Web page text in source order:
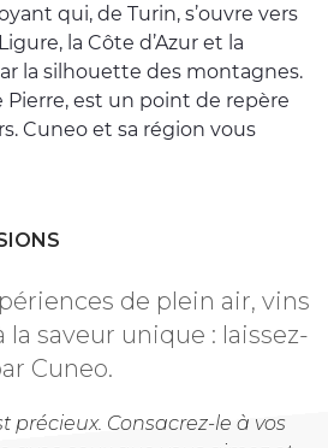
qui, de Turin, s’ouvre vers
la Côte d’Azur et la
la silhouette des montagnes.
Pierre, est un point de repère
Cuneo et sa région vous
de plein air, vins
saveur unique : laissez-
Cuneo.
précieux. Consacrez-le à vos